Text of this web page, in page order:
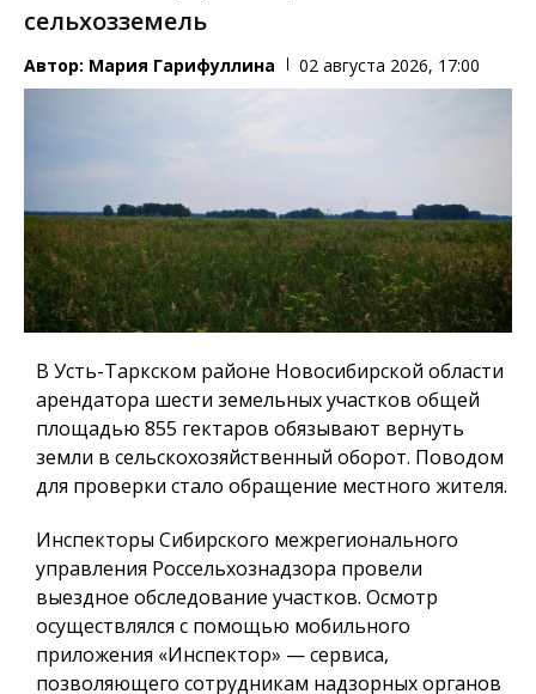
сельхозземель
Автор: Мария Гарифуллина 02 августа 2026, 17:00
В Усть-Таркском районе Новосибирской области
арендатора шести земельных участков общей
площадью 855 гектаров обязывают вернуть
земли в сельскохозяйственный оборот. Поводом
для проверки стало обращение местного жителя.
Инспекторы Сибирского межрегионального
управления Россельхознадзора провели
выездное обследование участков. Осмотр
осуществлялся с помощью мобильного
приложения «Инспектор» — сервиса,
позволяющего сотрудникам надзорных органов